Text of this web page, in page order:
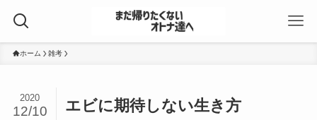
ホーム 雑考
エビに期待しない生き方
2020
12/10